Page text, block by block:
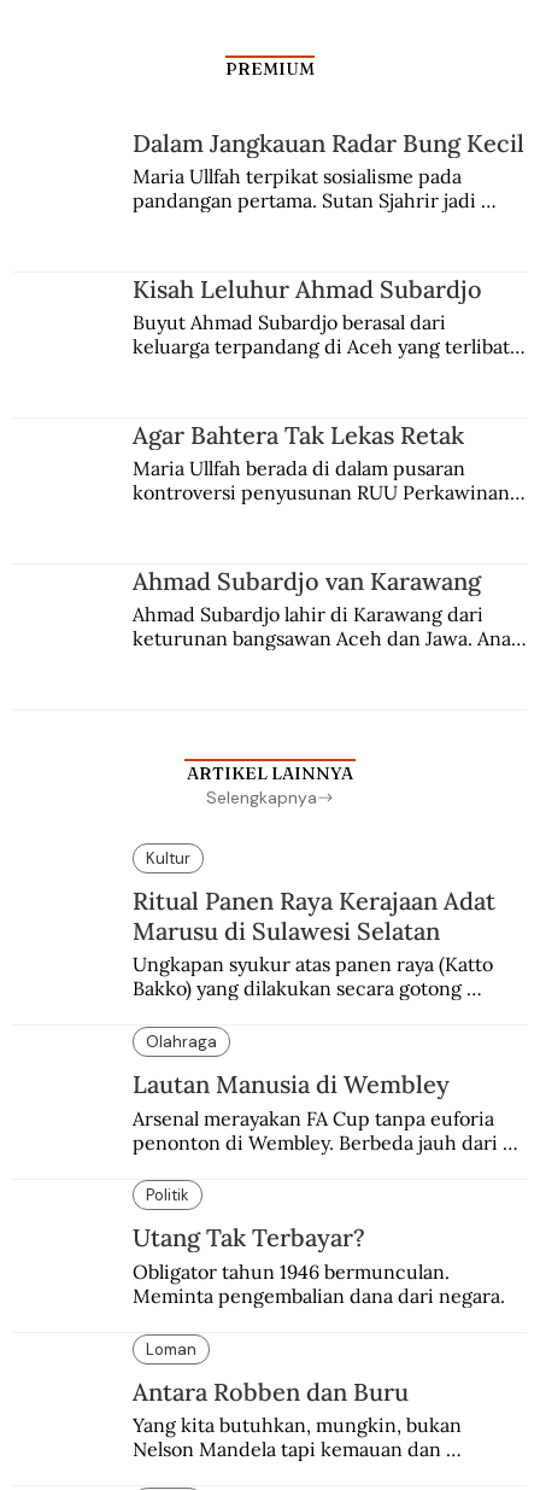
PREMIUM
Dalam Jangkauan Radar Bung Kecil
Maria Ullfah terpikat sosialisme pada
pandangan pertama. Sutan Sjahrir jadi
Kisah Leluhur Ahmad Subardjo
Buyut Ahmad Subardjo berasal dari
keluarga terpandang di Aceh yang terlibat
Agar Bahtera Tak Lekas Retak
Maria Ullfah berada di dalam pusaran
kontroversi penyusunan RUU Perkawinan.
Ahmad Subardjo van Karawang
Ahmad Subardjo lahir di Karawang dari
keturunan bangsawan Aceh dan Jawa. Anak
ARTIKEL LAINNYA
Selengkapnya
Kultur
Ritual Panen Raya Kerajaan Adat
Marusu di Sulawesi Selatan
Ungkapan syukur atas panen raya (Katto
Bakko) yang dilakukan secara gotong
Olahraga
Lautan Manusia di Wembley
Arsenal merayakan FA Cup tanpa euforia
penonton di Wembley. Berbeda jauh dari
silam.
Politik
Utang Tak Terbayar?
Obligator tahun 1946 bermunculan.
Meminta pengembalian dana dari negara.
Loman
Antara Robben dan Buru
Yang kita butuhkan, mungkin, bukan
Nelson Mandela tapi kemauan dan